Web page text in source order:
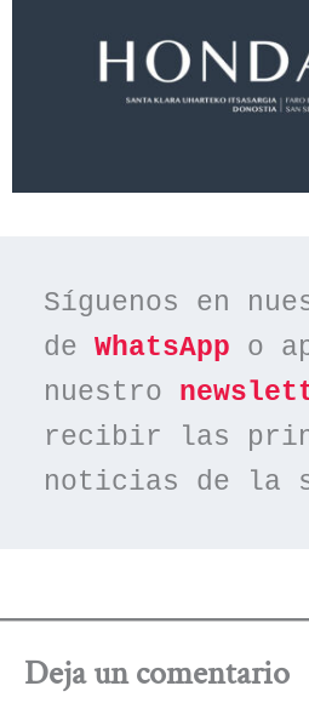
Síguenos en
de WhatsApp o
nuestro
recibir las
noticias de la
Deja un comentario